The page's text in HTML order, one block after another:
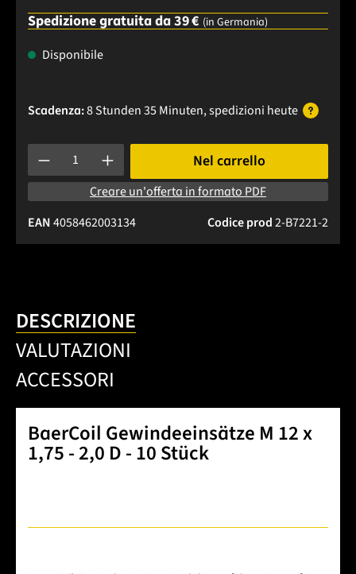
Spedizione gratuita da 39 € (in Germania)
Disponibile
Scadenza:8 Stunden 35 Minuten, spedizioni heute
Quantità del prodotto: inserisci la quantità desiderata o
Nel carrello
Creare un'offerta in formato PDF
Codice prod2-B7221-2
EAN4058462003134
DESCRIZIONE
VALUTAZIONI
ACCESSORI
BaerCoil Gewindeeinsätze M 12 x
1,75 - 2,0 D - 10 Stück